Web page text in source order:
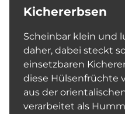
Kichererbsen
Scheinbar klein und
daher, dabei steckt
einsetzbaren
diese Hülsenfrüchte
aus der
verarbeitet als